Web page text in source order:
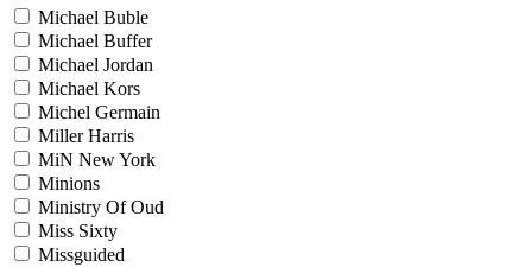
Michael Buble
Michael Buffer
Michael Jordan
Michael Kors
Michel Germain
Miller Harris
MiN New York
Minions
Ministry Of Oud
Miss Sixty
Missguided